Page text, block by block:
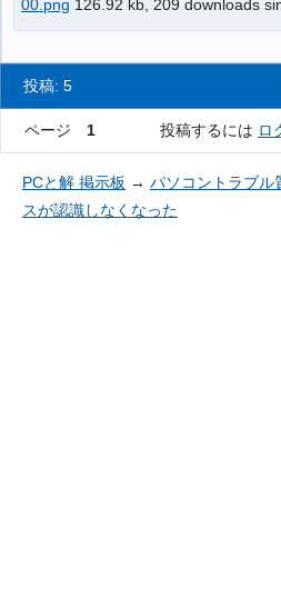
00.png 126.92 kb, 209 downloads
投稿: 5
ページ 1 投稿するには ロ
PCと解 掲示板 → パソコントラブル
スが認識しなくなった